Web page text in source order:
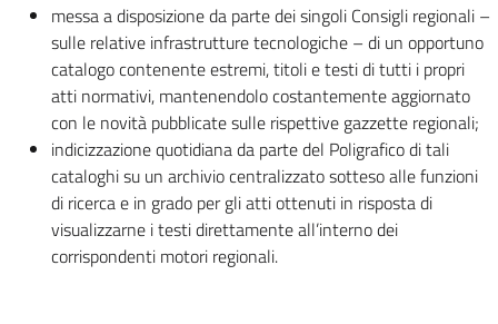
messa a disposizione da parte dei singoli Consigli regionali –
sulle relative infrastrutture tecnologiche – di un opportuno
catalogo contenente estremi, titoli e testi di tutti i propri
atti normativi, mantenendolo costantemente aggiornato
con le novità pubblicate sulle rispettive gazzette regionali;
indicizzazione quotidiana da parte del Poligrafico di tali
cataloghi su un archivio centralizzato sotteso alle funzioni
di ricerca e in grado per gli atti ottenuti in risposta di
visualizzarne i testi direttamente all’interno dei
corrispondenti motori regionali.